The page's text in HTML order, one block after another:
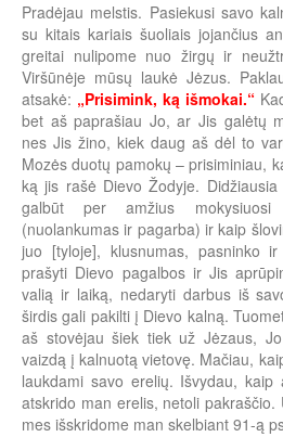
Pradėjau melstis. Pasiekusi savo
su kitais kariais šuoliais jojančius
greitai nulipome nuo žirgų ir
Viršūnėje mūsų laukė Jėzus.
atsakė: „Prisimink, ką išmokai.“
bet aš paprašiau Jo, ar Jis galėtų
nes Jis žino, kiek daug aš dėl to
Mozės duotų pamokų – prisiminiau,
ką jis rašė Dievo Žodyje.
galbūt per amžius
(nuolankumas ir pagarba) ir kaip
juo [tyloje], klusnumas, pasninko
prašyti Dievo pagalbos ir Jis
valią ir laiką, nedaryti darbus iš
širdis gali pakilti į Dievo kalną.
aš stovėjau šiek tiek už Jėzaus,
vaizdą į kalnuotą vietovę. Mačiau,
laukdami savo erelių. Išvydau, kaip
atskrido man erelis, netoli
mes išskridome man skelbiant 91-ą